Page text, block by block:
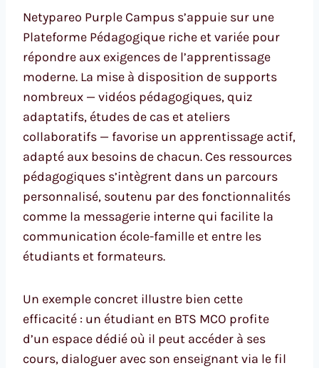
Netypareo Purple Campus s’appuie sur une
Plateforme Pédagogique riche et variée pour
répondre aux exigences de l’apprentissage
moderne. La mise à disposition de supports
nombreux — vidéos pédagogiques, quiz
adaptatifs, études de cas et ateliers
collaboratifs — favorise un apprentissage actif,
adapté aux besoins de chacun. Ces ressources
pédagogiques s’intègrent dans un parcours
personnalisé, soutenu par des fonctionnalités
comme la messagerie interne qui facilite la
communication école-famille et entre les
étudiants et formateurs.
Un exemple concret illustre bien cette
efficacité : un étudiant en BTS MCO profite
d’un espace dédié où il peut accéder à ses
cours, dialoguer avec son enseignant via le fil